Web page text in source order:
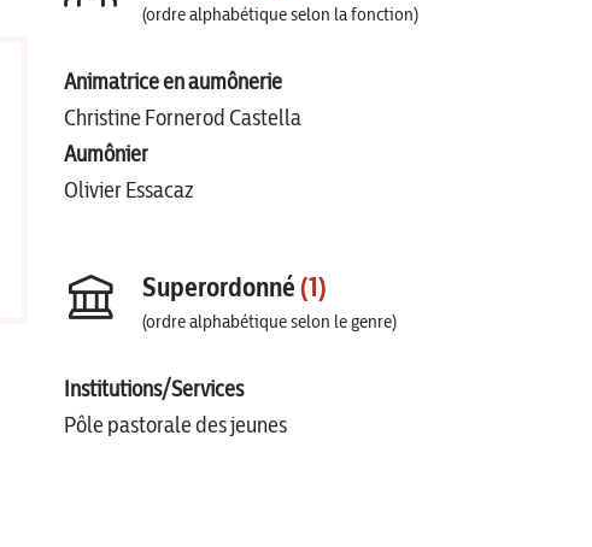
(ordre alphabétique selon la fonction)
Animatrice en aumônerie
Christine Fornerod Castella
Aumônier
Olivier Essacaz
Superordonné(1)
(ordre alphabétique selon le genre)
Institutions/Services
Pôle pastorale des jeunes